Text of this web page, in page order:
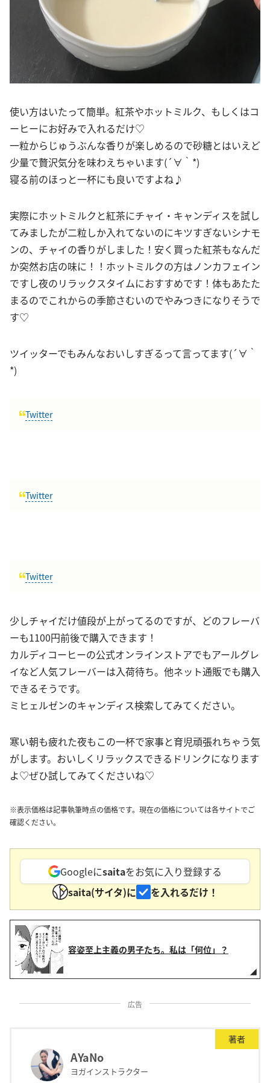
使い方はいたって簡単。紅茶やホットミルク、もしくはコ
ーヒーにお好みで入れるだけ♡
一粒からじゅうぶんな香りが楽しめるので砂糖とはいえど
少量で贅沢気分を味わえちゃいます(´∀｀*)
寝る前のほっと一杯にも良いですよね♪
実際にホットミルクと紅茶にチャイ・キャンディスを試し
てみましたが二粒しか入れてないのにキツすぎないシナモ
ンの、チャイの香りがしました！安く買った紅茶もなんだ
か突然お店の味に！！ホットミルクの方はノンカフェイン
ですし夜のリラックスタイムにおすすめです！体もあたた
まるのでこれからの季節さむいのでやみつきになりそうで
す♡
ツイッターでもみんなおいしすぎるって言ってます(´∀｀
*)
Twitter
Twitter
Twitter
少しチャイだけ値段が上がってるのですが、どのフレーバ
ーも1100円前後で購入できます！
カルディコーヒーの公式オンラインストアでもアールグレ
イなど人気フレーバーは入荷待ち。他ネット通販でも購入
できるそうです。
ミヒェルゼンのキャンディス検索してみてください。
寒い朝も疲れた夜もこの一杯で家事と育児頑張れちゃう気
がします。おいしくリラックスできるドリンクになります
よ♡ぜひ試してみてくださいね♡
※表示価格は記事執筆時点の価格です。現在の価格については各サイトでご
確認ください。
Googleにsaitaをお気に入り登録する
saita(サイタ)に
を入れるだけ！
容姿至上主義の男子たち。私は「何位」？
広告
著者
AYaNo
ヨガインストラクター